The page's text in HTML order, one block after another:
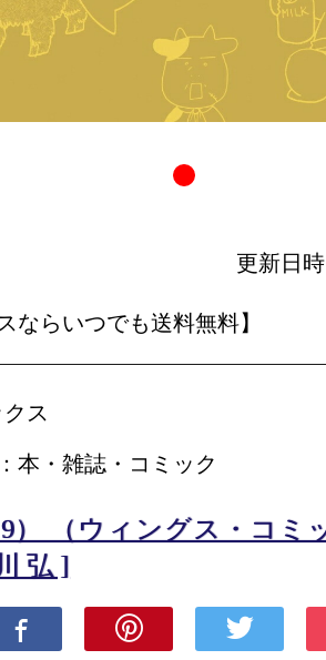
更新日
ならいつでも送料無料】
ス
本・雑誌・コミック
） （ウィングス・コミ
弘 ]